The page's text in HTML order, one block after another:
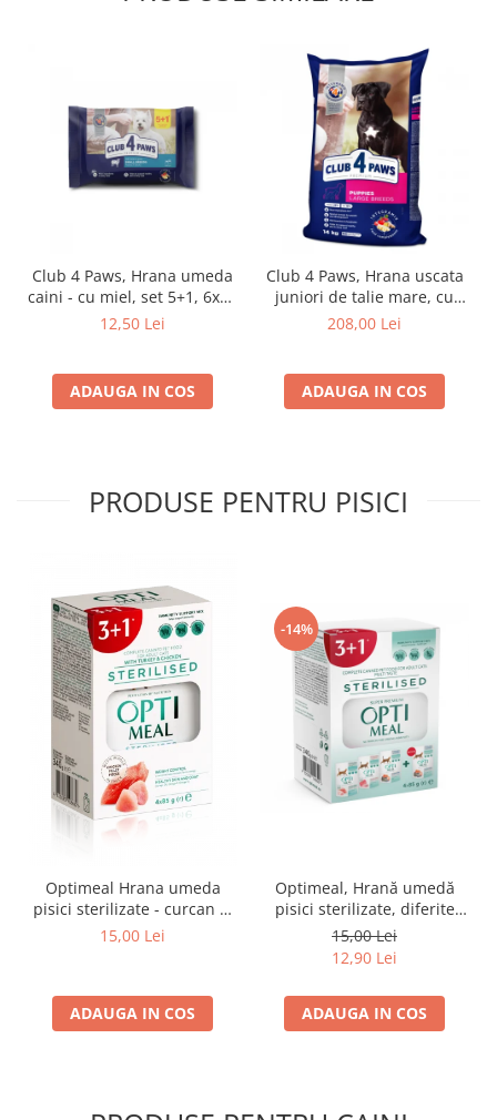
Club 4 Paws, Hrana umeda
caini - cu miel, set 5+1, 6x80
g
12,50 Lei
ADAUGA IN COS
Club 4 Paws, Hrana uscata
juniori de talie mare, cu
pui, 14kg
208,00 Lei
ADAUGA IN COS
PRODUSE PENTRU PISICI
Optimeal Hrana umeda
pisici sterilizate - curcan si
pui in sos, set 3+1,
15,00 Lei
ADAUGA IN COS
-14%
Optimeal, Hrană umedă
pisici sterilizate, diferite
arome, (3+1), 0.34kg
15,00 Lei
12,90 Lei
ADAUGA IN COS